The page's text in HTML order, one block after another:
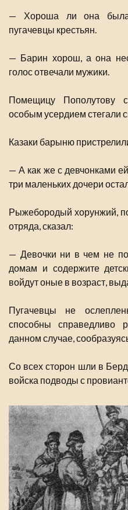
— Хороша ли она
пугачевцы крестьян.
— Барин хорош, а она
голос отвечали мужики.
Помещицу Пополутову
особым усердием стегали
Казаки барыню
— А как же с девчонками
три маленьких дочери
Рыжебородый хорунжий,
отряда, сказал:
— Девочки ни в чем не
домам и содержите
войдут оные в возраст,
Пугачевцы не
способны справедливо
данном случае,
Со всех сторон шли в
войска подводы с